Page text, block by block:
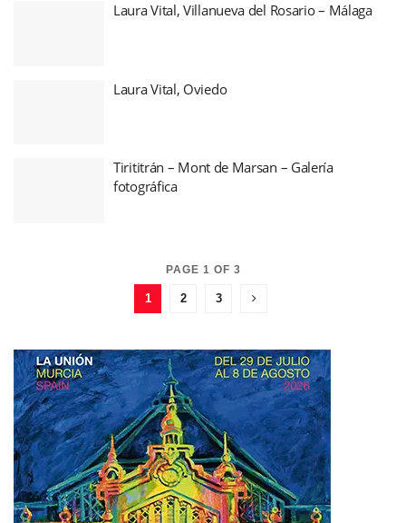
Laura Vital, Villanueva del Rosario – Málaga
Laura Vital, Oviedo
Tirititrán – Mont de Marsan – Galería
fotográfica
PAGE 1 OF 3
1 2 3